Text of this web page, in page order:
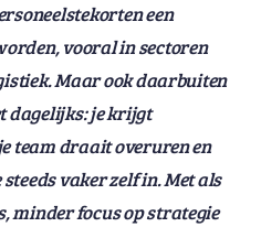
een
vooral in sectoren
Maar ook daarbuiten
dagelijks: je krijgt
team draait overuren en
vaker zelf in. Met als
minder focus op strategie